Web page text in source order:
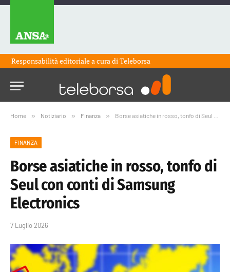
Responsabilità editoriale a cura diTeleborsa
Home » Notiziario » Finanza » Borse asiatiche in rosso, tonfo di Seul con conti di Samsung Electronics
FINANZA
Borse asiatiche in rosso, tonfo di
Seul con conti di Samsung
Electronics
7 Luglio 2026